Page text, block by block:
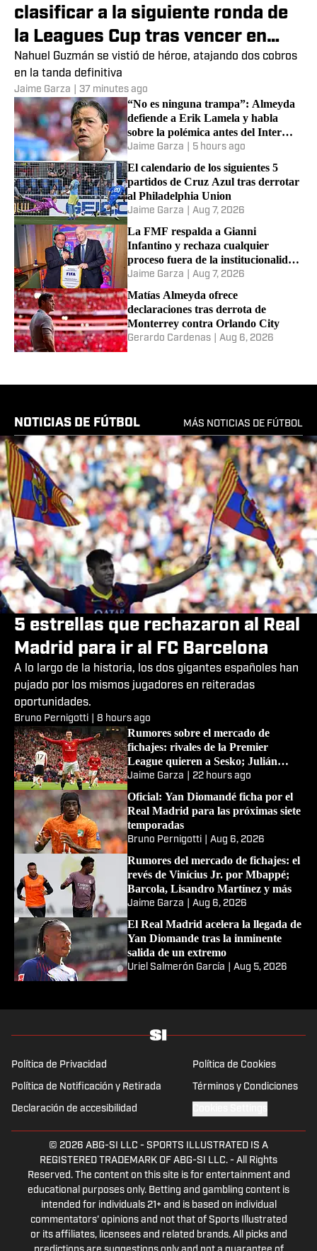
clasificar a la siguiente ronda de
la Leagues Cup tras vencer en
penales a Minnesota?
Nahuel Guzmán se vistió de héroe, atajando dos cobros
en la tanda definitiva
Jaime Garza 37 minutes ago
“No es ninguna trampa”: Almeyda
defiende a Erik Lamela y habla
sobre la polémica antes del Inter
Miami vs Rayados
Jaime Garza 5 hours ago
El calendario de los siguientes 5
partidos de Cruz Azul tras derrotar
al Philadelphia Union
Jaime Garza Aug 7, 2026
La FMF respalda a Gianni
Infantino y rechaza cualquier
proceso fuera de la institucionalidad
de la FIFA
Jaime Garza Aug 7, 2026
Matías Almeyda ofrece
declaraciones tras derrota de
Monterrey contra Orlando City
Gerardo Cardenas Aug 6, 2026
NOTICIAS DE FÚTBOL MÁS NOTICIAS DE FÚTBOL
5 estrellas que rechazaron al Real
Madrid para ir al FC Barcelona
A lo largo de la historia, los dos gigantes españoles han
pujado por los mismos jugadores en reiteradas
oportunidades.
Bruno Pernigotti 8 hours ago
Rumores sobre el mercado de
fichajes: rivales de la Premier
League quieren a Sesko; Julián
Álvarez, Raphinha y más
Jaime Garza 22 hours ago
Oficial: Yan Diomandé ficha por el
Real Madrid para las próximas siete
temporadas
Bruno Pernigotti Aug 6, 2026
Rumores del mercado de fichajes: el
revés de Vinícius Jr. por Mbappé;
Barcola, Lisandro Martínez y más
Jaime Garza Aug 6, 2026
El Real Madrid acelera la llegada de
Yan Diomande tras la inminente
salida de un extremo
Uriel Salmerón García Aug 5, 2026
Política de Privacidad Política de Cookies
Política de Notificación y Retirada Términos y Condiciones
Declaración de accesibilidad
© 2026 ABG-SI LLC - SPORTS ILLUSTRATED IS A
REGISTERED TRADEMARK OF ABG-SI LLC. - All Rights
Reserved. The content on this site is for entertainment and
educational purposes only. Betting and gambling content is
intended for individuals 21+ and is based on individual
commentators' opinions and not that of Sports Illustrated
or its affiliates, licensees and related brands. All picks and